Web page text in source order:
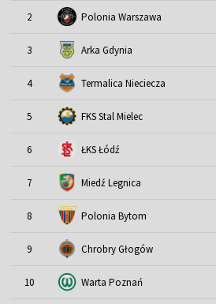
2 Polonia Warszawa
3 Arka Gdynia
4 Termalica Nieciecza
5 FKS Stal Mielec
6 ŁKS Łódź
7 Miedź Legnica
8 Polonia Bytom
9 Chrobry Głogów
10 Warta Poznań